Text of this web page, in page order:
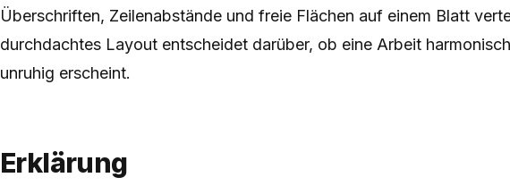
Überschriften, Zeilenabstände und freie Flächen auf einem Blatt
durchdachtes Layout entscheidet darüber, ob eine Arbeit
unruhig erscheint.
Erklärung